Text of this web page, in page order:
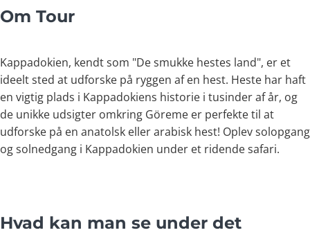
Om Tour
Kappadokien, kendt som "De smukke hestes land", er et
ideelt sted at udforske på ryggen af en hest. Heste har haft
en vigtig plads i Kappadokiens historie i tusinder af år, og
de unikke udsigter omkring Göreme er perfekte til at
udforske på en anatolsk eller arabisk hest! Oplev solopgang
og solnedgang i Kappadokien under et ridende safari.
Hvad kan man se under det